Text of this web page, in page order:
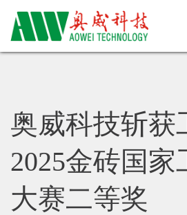
奥威科技斩获
2025金砖国家
大赛二等奖
首页
企业文化
社会责任